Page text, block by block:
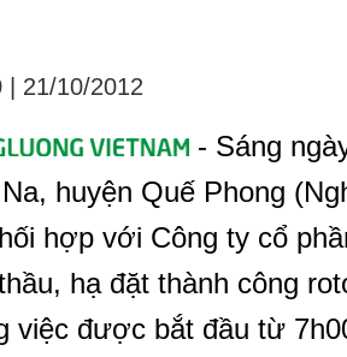
21/10/2012
- Sáng
huyện Quế Phong
hợp với Công ty cổ
hạ đặt thành công
việc được bắt đầu từ